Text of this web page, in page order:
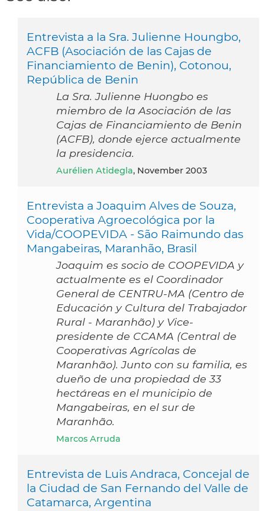
Entrevista a la Sra. Julienne Houngbo,
ACFB (Asociación de las Cajas de
Financiamiento de Benin), Cotonou,
República de Benin
La Sra. Julienne Huongbo es
miembro de la Asociación de las
Cajas de Financiamiento de Benin
(ACFB), donde ejerce actualmente
la presidencia.
Aurélien Atidegla, November 2003
Entrevista a Joaquim Alves de Souza,
Cooperativa Agroecológica por la
Vida/COOPEVIDA - São Raimundo das
Mangabeiras, Maranhão, Brasil
Joaquim es socio de COOPEVIDA y
actualmente es el Coordinador
General de CENTRU-MA (Centro de
Educación y Cultura del Trabajador
Rural - Maranhão) y Vice-
presidente de CCAMA (Central de
Cooperativas Agrícolas de
Maranhão). Junto con su familia, es
dueño de una propiedad de 33
hectáreas en el municipio de
Mangabeiras, en el sur de
Maranhão.
Marcos Arruda
Entrevista de Luis Andraca, Concejal de
la Ciudad de San Fernando del Valle de
Catamarca, Argentina